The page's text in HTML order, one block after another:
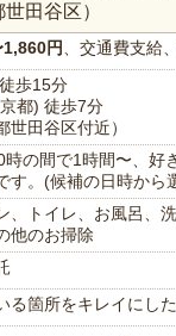
田谷区）
円 、交通費支給
歩15分
都) 徒歩7分
世田谷区付近）
時の間で1時間〜、好
す。(候補の日時から
、トイレ、お風呂、
他のお掃除
る箇所をキレイにし